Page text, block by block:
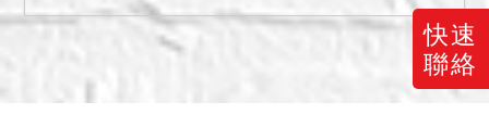
快速
聯絡
三、保證金新台幣：
2,576,000元。
五、本院已儘量將調查所得